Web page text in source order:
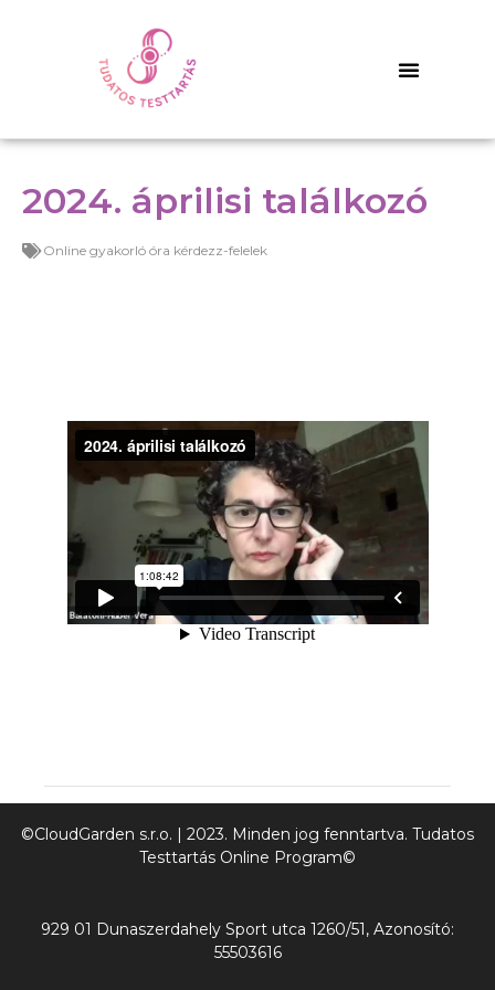
2024. áprilisi találkozó
Online gyakorló óra kérdezz-felelek
©CloudGarden s.r.o. | 2023. Minden jog fenntartva. Tudatos
Testtartás Online Program©
929 01 Dunaszerdahely Sport utca 1260/51, Azonosító:
55503616